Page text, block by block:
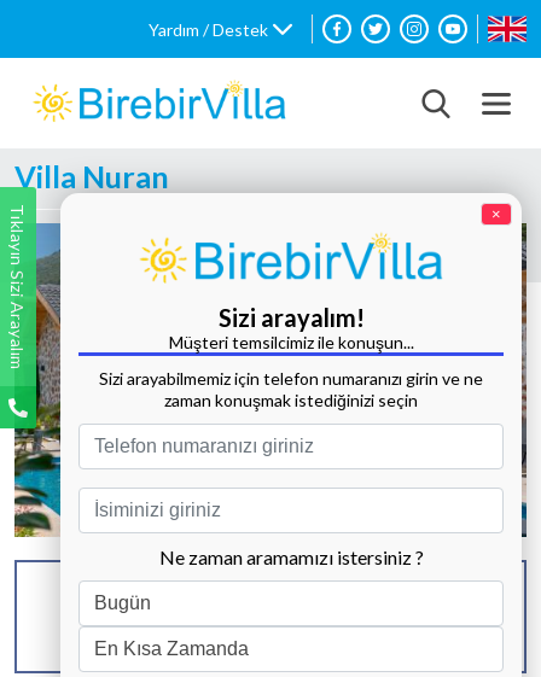
Yardım / Destek
Villa Nuran
Tüm Fotoğrafları Göster
KAPASİTE
6 KİŞİ
BANYO & WC
2 ADET
YATAK ODASI
Tıklayın Sizi Arayalım ×
Sizi arayalım!
Müşteri temsilcimiz ile konuşun...
Sizi arayabilmemiz için telefon numaranızı girin ve ne
zaman konuşmak istediğinizi seçin
Ne zaman aramamızı istersiniz ?